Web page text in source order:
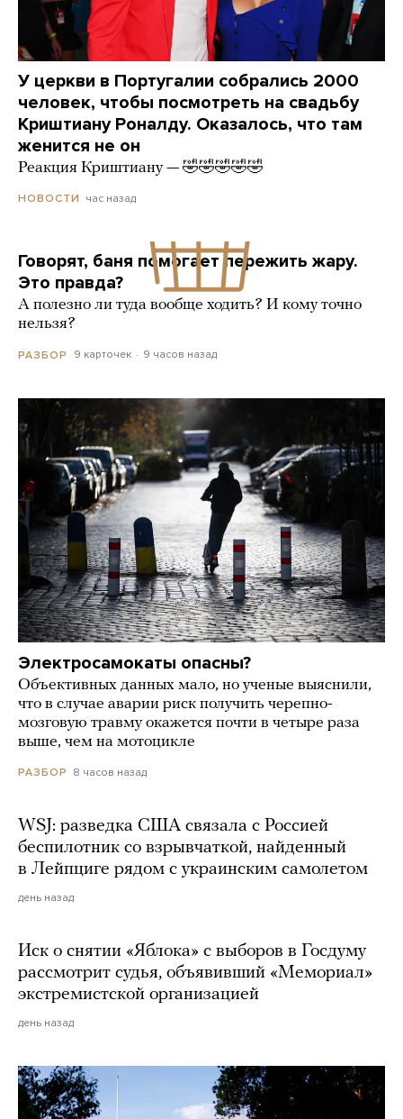
У церкви в Португалии собрались 2000
человек, чтобы посмотреть на свадьбу
Криштиану Роналду. Оказалось, что там
женится не он
Реакция Криштиану — 🤣🤣🤣🤣🤣
НОВОСТИ час назад
Говорят, баня помогает пережить жару.
Это правда?
А полезно ли туда вообще ходить? И кому точно
нельзя?
РАЗБОР 9 карточек 9 часов назад
Электросамокаты опасны?
Объективных данных мало, но ученые выяснили,
что в случае аварии риск получить черепно-
мозговую травму окажется почти в четыре раза
выше, чем на мотоцикле
РАЗБОР 8 часов назад
WSJ: разведка США связала с Россией
беспилотник со взрывчаткой, найденный
в Лейпциге рядом с украинским самолетом
день назад
Иск о снятии «Яблока» с выборов в Госдуму
рассмотрит судья, объявивший «Мемориал»
экстремистской организацией
день назад